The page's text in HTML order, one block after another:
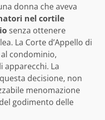
donna che aveva
nel cortile
senza ottenere
La Corte d’Appello di
condominio,
apparecchi. La
decisione, non
menomazione
godimento delle